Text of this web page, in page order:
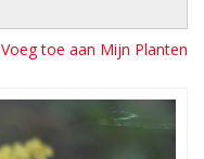
Voeg toe aan Mijn Planten